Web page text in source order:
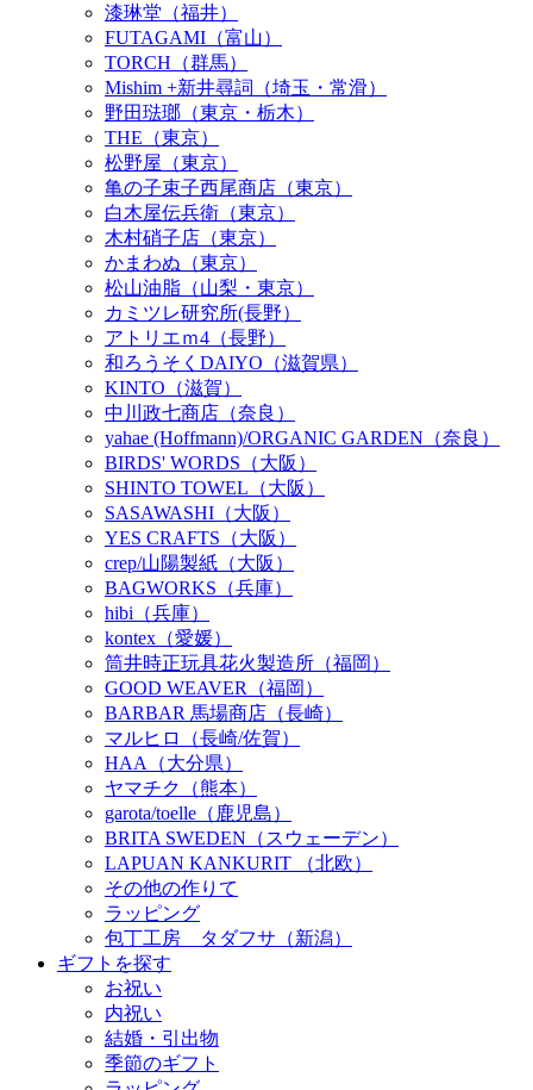
漆琳堂（福井）
FUTAGAMI（富山）
TORCH（群馬）
Mishim +新井尋詞（埼玉・常滑）
野田琺瑯（東京・栃木）
THE（東京）
松野屋（東京）
亀の子束子西尾商店（東京）
白木屋伝兵衛（東京）
木村硝子店（東京）
かまわぬ（東京）
松山油脂（山梨・東京）
カミツレ研究所(長野）
アトリエｍ4（長野）
和ろうそくDAIYO（滋賀県）
KINTO（滋賀）
中川政七商店（奈良）
yahae (Hoffmann)/ORGANIC GARDEN（奈良）
BIRDS' WORDS（大阪）
SHINTO TOWEL（大阪）
SASAWASHI（大阪）
YES CRAFTS（大阪）
crep/山陽製紙（大阪）
BAGWORKS（兵庫）
hibi（兵庫）
kontex（愛媛）
筒井時正玩具花火製造所（福岡）
GOOD WEAVER（福岡）
BARBAR 馬場商店（長崎）
マルヒロ（長崎/佐賀）
HAA（大分県）
ヤマチク（熊本）
garota/toelle（鹿児島）
BRITA SWEDEN（スウェーデン）
LAPUAN KANKURIT （北欧）
その他の作りて
ラッピング
包丁工房 タダフサ（新潟）
ギフトを探す
お祝い
内祝い
結婚・引出物
季節のギフト